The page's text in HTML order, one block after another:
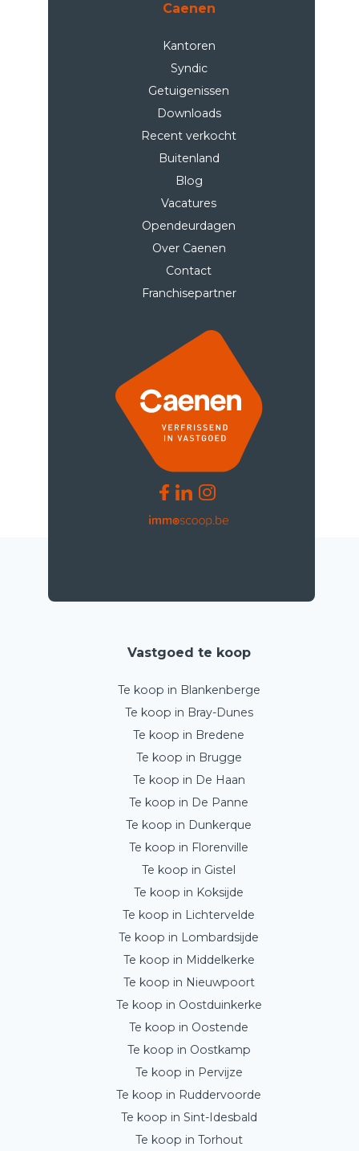
Caenen
Kantoren
Syndic
Getuigenissen
Downloads
Recent verkocht
Buitenland
Blog
Vacatures
Opendeurdagen
Over Caenen
Contact
Franchisepartner
Vastgoed te koop
Te koop in Blankenberge
Te koop in Bray-Dunes
Te koop in Bredene
Te koop in Brugge
Te koop in De Haan
Te koop in De Panne
Te koop in Dunkerque
Te koop in Florenville
Te koop in Gistel
Te koop in Koksijde
Te koop in Lichtervelde
Te koop in Lombardsijde
Te koop in Middelkerke
Te koop in Nieuwpoort
Te koop in Oostduinkerke
Te koop in Oostende
Te koop in Oostkamp
Te koop in Pervijze
Te koop in Ruddervoorde
Te koop in Sint-Idesbald
Te koop in Torhout